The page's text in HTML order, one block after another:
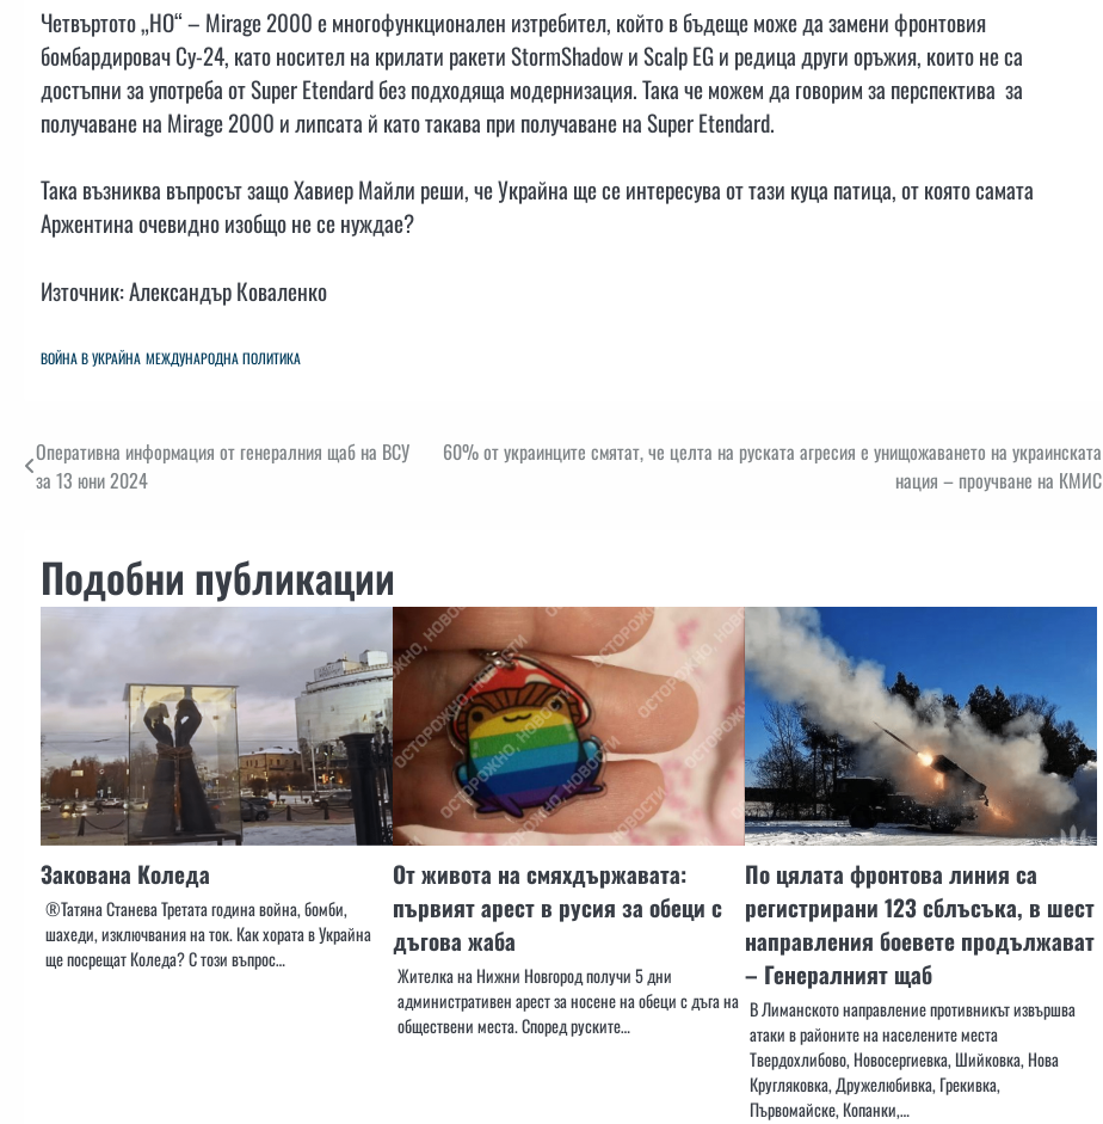
Четвъртото „НО“ – Mirage 2000 е многофункционален изтребител, който в бъдеще може да замени фронтовия
бомбардировач Су-24, като носител на крилати ракети StormShadow и Scalp EG и редица други оръжия, които не са
достъпни за употреба от Super Etendard без подходяща модернизация. Така че можем да говорим за перспектива за
получаване на Mirage 2000 и липсата й като такава при получаване на Super Etendard.
Така възниква въпросът защо Хавиер Майли реши, че Украйна ще се интересува от тази куца патица, от която самата
Аржентина очевидно изобщо не се нуждае?
Източник: Александър Коваленко
ВОЙНА В УКРАЙНА МЕЖДУНАРОДНА ПОЛИТИКА
Навигация
Оперативна информация от генералния щаб на ВСУ
за 13 юни 2024
60% от украинците смятат, че целта на руската агресия е унищожаването на украинската
нация – проучване на КМИС
Подобни публикации
Закована Коледа
®️Татяна Станева Третата година война, бомби,
шахеди, изключвания на ток. Как хората в Украйна
ще посрещат Коледа? С този въпрос…
От живота на смяхдържавата:
първият арест в русия за обеци с
дъгова жаба
Жителка на Нижни Новгород получи 5 дни
административен арест за носене на обеци с дъга на
обществени места. Според руските…
По цялата фронтова линия са
регистрирани 123 сблъсъка, в шест
направления боевете продължават
– Генералният щаб
В Лиманското направление противникът извършва
атаки в районите на населените места
Твердохлибово, Новосергиевка, Шийковка, Нова
Кругляковка, Дружелюбивка, Грекивка,
Първомайске, Копанки,…